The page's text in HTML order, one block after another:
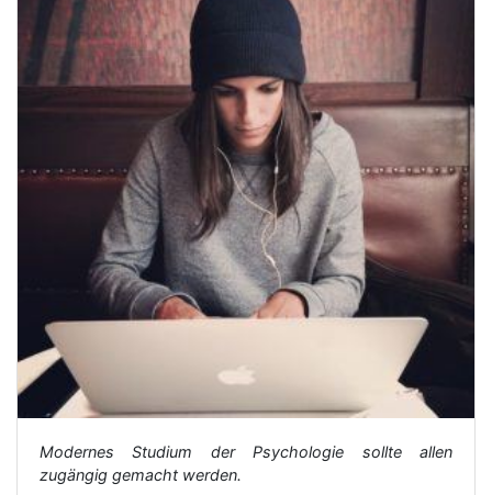
Modernes Studium der Psychologie sollte allen
zugängig gemacht werden.